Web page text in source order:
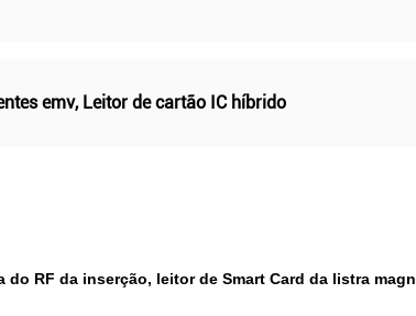
emv, Leitor de cartão IC híbrido
RF da inserção, leitor de Smart Card da listra